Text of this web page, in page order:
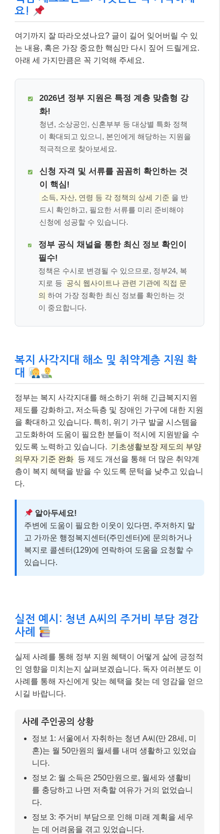
요!
여기까지 잘 따라오셨나요? 글이 길어 잊어버릴 수 있
는 내용, 혹은 가장 중요한 핵심만 다시 짚어 드릴게요.
아래 세 가지만큼은 꼭 기억해 주세요.
2026년 정부 지원은 특정 계층 맞춤형 강
화!
청년, 소상공인, 신혼부부 등 대상별 특화 정책
이 확대되고 있으니, 본인에게 해당하는 지원을
적극적으로 찾아보세요.
신청 자격 및 서류를 꼼꼼히 확인하는 것
이 핵심!
소득, 자산, 연령 등 각 정책의 상세 기준 을 반
드시 확인하고, 필요한 서류를 미리 준비해야
신청에 성공할 수 있습니다.
정부 공식 채널을 통한 최신 정보 확인이
필수!
정책은 수시로 변경될 수 있으므로, 정부24, 복
지로 등 공식 웹사이트나 관련 기관에 직접 문
의 하여 가장 정확한 최신 정보를 확인하는 것
이 중요합니다.
복지 사각지대 해소 및 취약계층 지원 확
대
정부는 복지 사각지대를 해소하기 위해 긴급복지지원
제도를 강화하고, 저소득층 및 장애인 가구에 대한 지원
을 확대하고 있습니다. 특히, 위기 가구 발굴 시스템을
고도화하여 도움이 필요한 분들이 적시에 지원받을 수
있도록 노력하고 있습니다. 기초생활보장 제도의 부양
의무자 기준 완화 등 제도 개선을 통해 더 많은 취약계
층이 복지 혜택을 받을 수 있도록 문턱을 낮추고 있습니
다.
알아두세요!
주변에 도움이 필요한 이웃이 있다면, 주저하지 말
고 가까운 행정복지센터(주민센터)에 문의하거나
복지로 콜센터(129)에 연락하여 도움을 요청할 수
있습니다.
실전 예시: 청년 A씨의 주거비 부담 경감
사례
실제 사례를 통해 정부 지원 혜택이 어떻게 삶에 긍정적
인 영향을 미치는지 살펴보겠습니다. 독자 여러분도 이
사례를 통해 자신에게 맞는 혜택을 찾는 데 영감을 얻으
시길 바랍니다.
사례 주인공의 상황
정보 1: 서울에서 자취하는 청년 A씨(만 28세, 미
혼)는 월 50만원의 월세를 내며 생활하고 있었습
니다.
정보 2: 월 소득은 250만원으로, 월세와 생활비
를 충당하고 나면 저축할 여유가 거의 없었습니
다.
정보 3: 주거비 부담으로 인해 미래 계획을 세우
는 데 어려움을 겪고 있었습니다.